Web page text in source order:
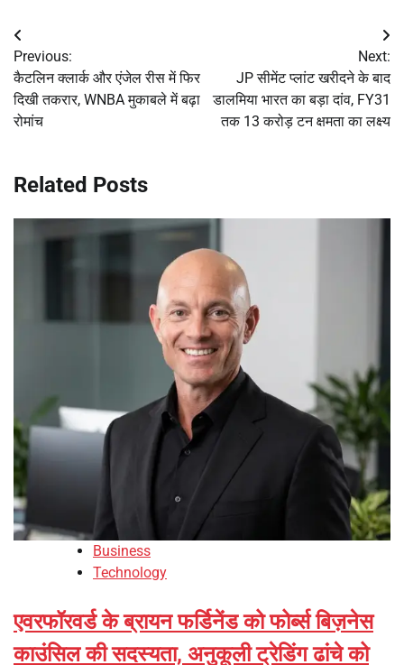
Post
navigation
Previous:
कैटलिन क्लार्क और एंजेल रीस में फिर
दिखी तकरार, WNBA मुकाबले में बढ़ा
रोमांच
Next:
JP सीमेंट प्लांट खरीदने के बाद
डालमिया भारत का बड़ा दांव, FY31
तक 13 करोड़ टन क्षमता का लक्ष्य
Related Posts
Business
Technology
एवरफॉरवर्ड के ब्रायन फर्डिनेंड को फोर्ब्स बिज़नेस
काउंसिल की सदस्यता, अनुकूली ट्रेडिंग ढांचे को